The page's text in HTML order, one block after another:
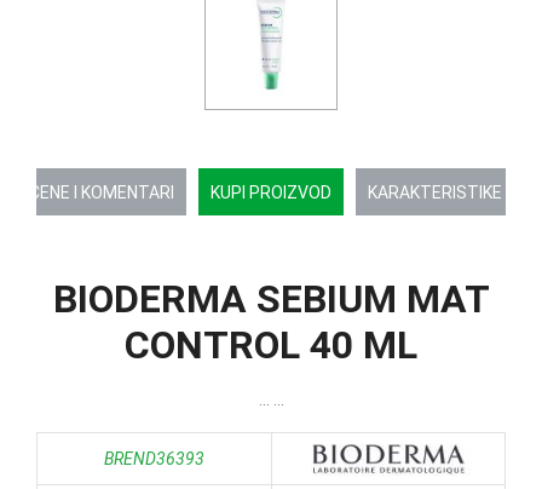
OCENE I KOMENTARI KUPI PROIZVOD KARAKTERISTIKE
BIODERMA SEBIUM MAT
CONTROL 40 ML
BREND36393